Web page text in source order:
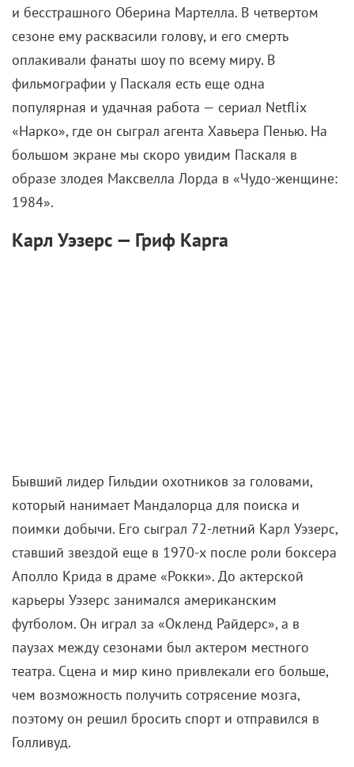
и бесстрашного Оберина Мартелла. В четвертом
сезоне ему расквасили голову, и его смерть
оплакивали фанаты шоу по всему миру. В
фильмографии у Паскаля есть еще одна
популярная и удачная работа — сериал Netflix
«Нарко», где он сыграл агента Хавьера Пенью. На
большом экране мы скоро увидим Паскаля в
образе злодея Максвелла Лорда в «Чудо-женщине:
1984».
Карл Уэзерс — Гриф Карга
Бывший лидер Гильдии охотников за головами,
который нанимает Мандалорца для поиска и
поимки добычи. Его сыграл 72-летний Карл Уэзерс,
ставший звездой еще в 1970-х после роли боксера
Аполло Крида в драме «Рокки». До актерской
карьеры Уэзерс занимался американским
футболом. Он играл за «Окленд Райдерс», а в
паузах между сезонами был актером местного
театра. Сцена и мир кино привлекали его больше,
чем возможность получить сотрясение мозга,
поэтому он решил бросить спорт и отправился в
Голливуд.